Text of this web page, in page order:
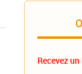
Recevez